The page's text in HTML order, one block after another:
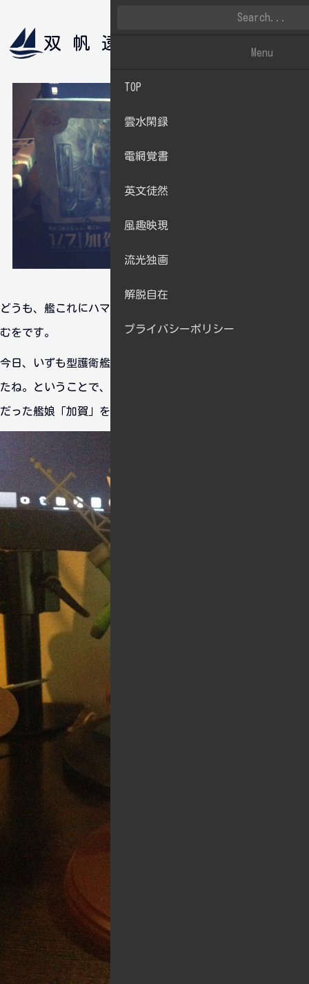
双帆遠影
どうも、艦これにハマり、ねんどろ沼に落ちたおっさんことご
むをです。
今日、いずも型護衛艦の2番艦「DDH-184 かが」が進水しまし
たね。ということで、それを記念してながらく箱に入ったまま
だった艦娘「加賀」を飾ることにしましたよ。
Menu
TOP
雲水閑録
電網覚書
英文徒然
風趣映現
流光独画
解脱自在
プライバシーポリシー